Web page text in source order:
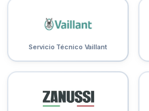
Servicio Técnico Vaillant